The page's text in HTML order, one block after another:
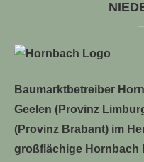
Baumarktbetreiber
Geelen (Provinz
(Provinz Brabant) im
großflächige Hornbach